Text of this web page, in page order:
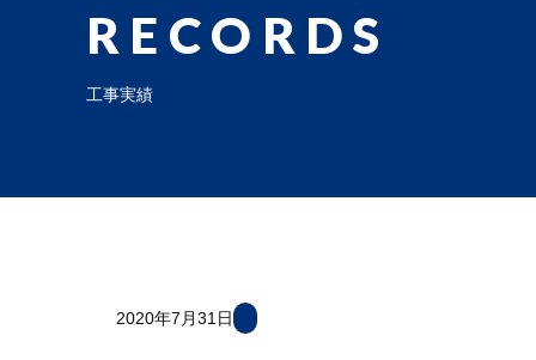
RECORDS
工事実績
2020年7月31日